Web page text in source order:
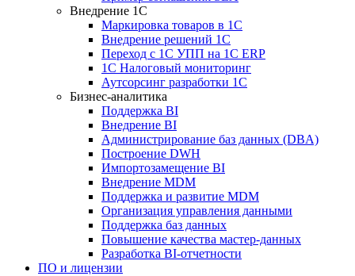
Внедрение 1С
Маркировка товаров в 1С
Внедрение решений 1С
Переход с 1С УПП на 1С ERP
1С Налоговый мониторинг
Аутсорсинг разработки 1С
Бизнес-аналитика
Поддержка BI
Внедрение BI
Администрирование баз данных (DBA)
Построение DWH
Импортозамещение BI
Внедрение MDM
Поддержка и развитие MDM
Организация управления данными
Поддержка баз данных
Повышение качества мастер-данных
Разработка BI-отчетности
ПО и лицензии